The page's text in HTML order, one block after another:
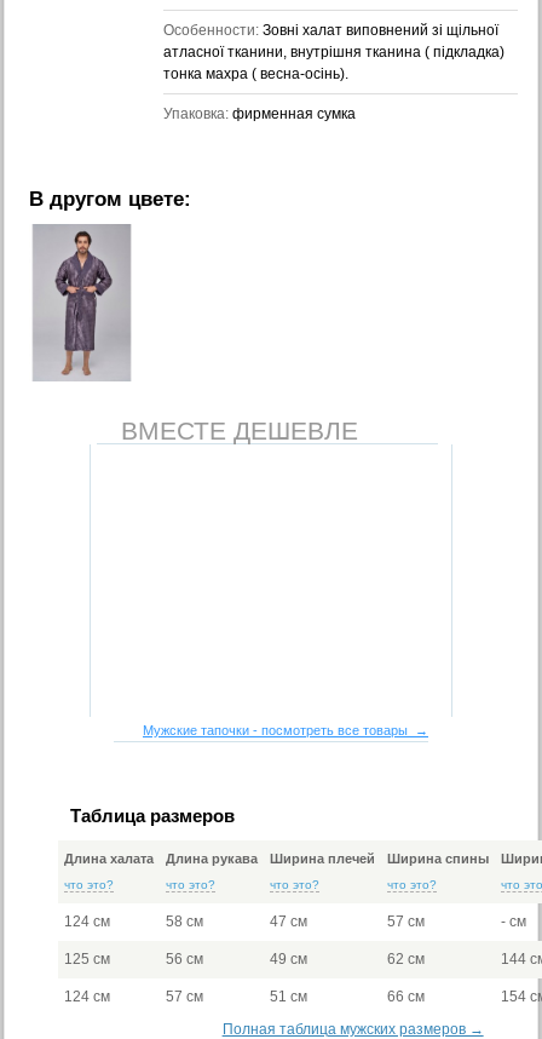
Особенности: Зовні халат виповнений зі щільної
атласної тканини, внутрішня тканина ( підкладка)
тонка махра ( весна-осінь).
Упаковка: фирменная сумка
В другом цвете:
ВМЕСТЕ ДЕШЕВЛЕ
Мужские тапочки - посмотреть все товары →
Таблица размеров
Длина халата
что это?
Длина рукава
что это?
Ширина плечей
что это?
Ширина спины
что это? что
124 см 58 см 47 см 57 см - см
125 см 56 см 49 см 62 см 144
124 см 57 см 51 см 66 см
154
Полная таблица мужских размеров →